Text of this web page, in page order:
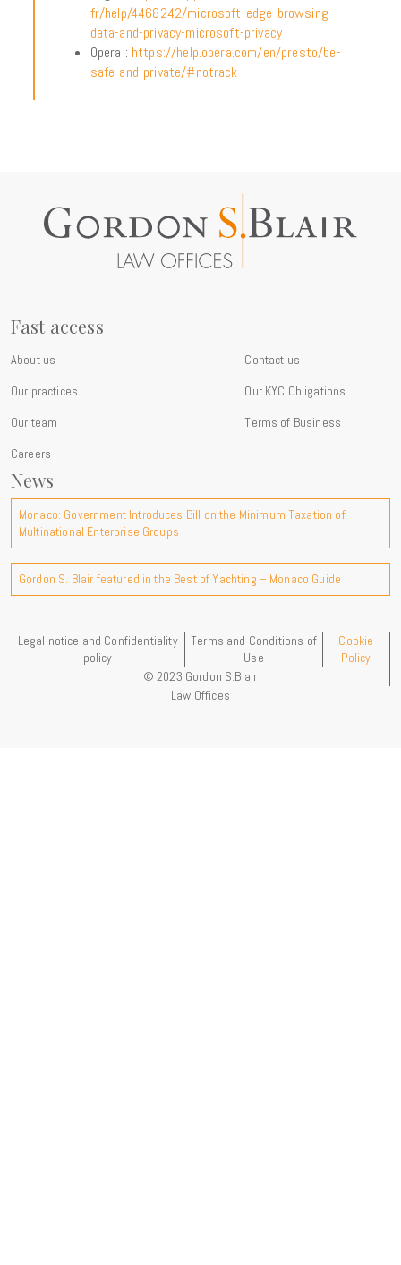
fr/help/4468242/microsoft-edge-browsing-
data-and-privacy-microsoft-privacy
Opera : https://help.opera.com/en/presto/be-
safe-and-private/#notrack
Fast access
About us
Our practices
Our team
Careers
Contact us
Our KYC Obligations
Terms of Business
News
Monaco: Government Introduces Bill on the Minimum Taxation of
Multinational Enterprise Groups
Gordon S. Blair featured in the Best of Yachting – Monaco Guide
Legal notice and Confidentiality
policy
Terms and Conditions of
Use
Cookie
Policy
© 2023 Gordon S.Blair
Law Offices